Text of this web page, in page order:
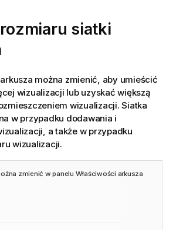
siatki
można zmienić, aby umieścić
wizualizacji lub uzyskać większą
wizualizacji. Siatka
w przypadku dodawania i
a także w przypadku
wizualizacji.
zmienić w panelu Właściwości arkusza